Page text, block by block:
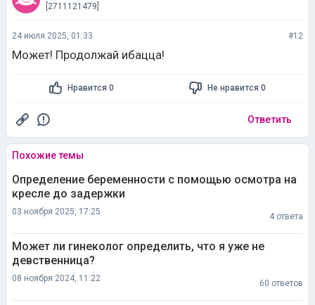
[2711121479]
24 июля 2025, 01:33 #12
Может! Продолжай ибацца!
Нравится 0 Не нравится 0
Ответить
Похожие темы
Определение беременности с помощью осмотра на
кресле до задержки
03 ноября 2025, 17:25
4 ответа
Может ли гинеколог определить, что я уже не
девственница?
08 ноября 2024, 11:22
60 ответов